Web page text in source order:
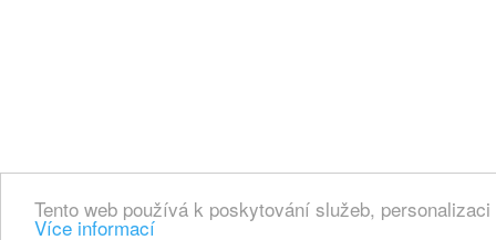
Tento web používá k poskytování služeb,
Více informací